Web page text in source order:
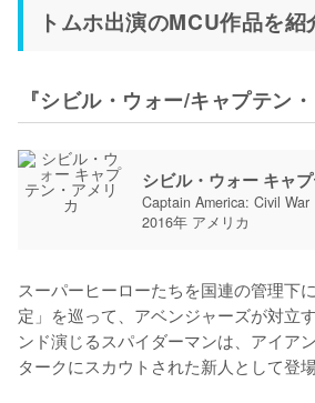
トムホ出演のMCU作品を紹
『シビル・ウォー/キャプテン
シビル・ウォー キャ
Captain America: Civil War
2016年 アメリカ
スーパーヒーローたちを国連の管理下
定」を巡って、アベンジャーズが対立
ンド演じるスパイダーマンは、アイア
タークにスカウトされた新人として登場